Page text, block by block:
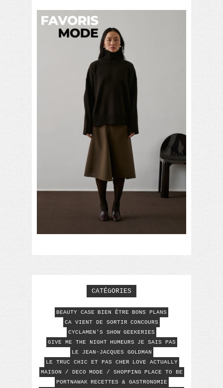
CATÉGORIES
BEAUTY CASE BIEN ÊTRE BONS PLANS
CA VIENT DE SORTIR CONCOURS
CYCLAMEN'S SHOW GEEKERIES
GIVE ME THE NIGHT HUMEURS
JE SAIS PAS
LE JEAN-JACQUES GOLDMAN
LE TRUC CHIC ET PAS CHER
LOVE ACTUALLY
MAISON / DECO MODE / SHOPPING PLACE TO BE
PORTNAWAK RECETTES & GASTRONOMIE